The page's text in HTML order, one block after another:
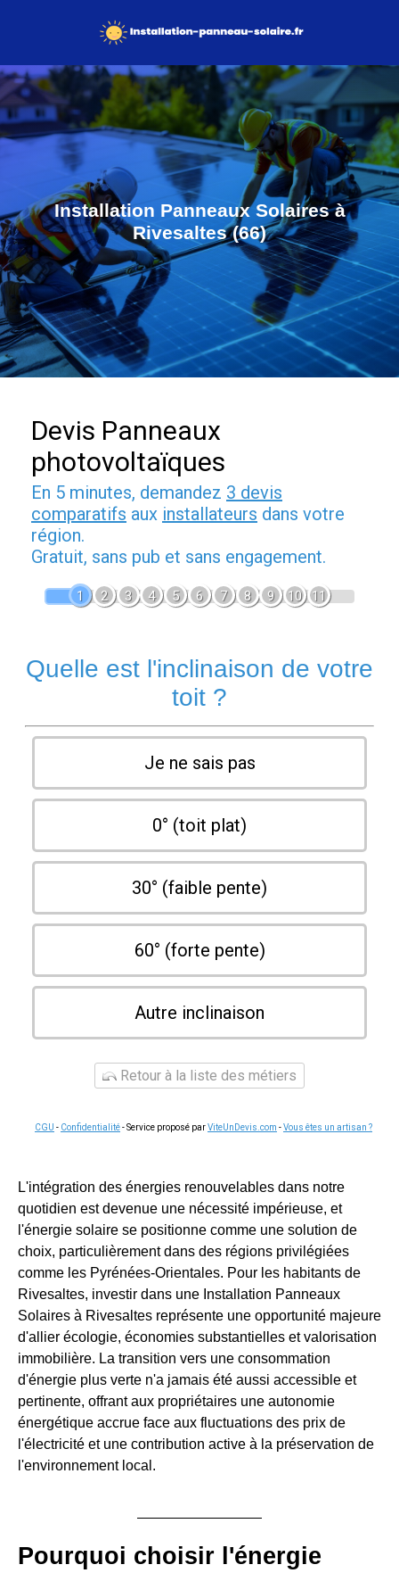
Installation Panneaux Solaires à
Rivesaltes (66)
Devis Panneaux
photovoltaïques
En 5 minutes, demandez 3 devis
comparatifs aux installateurs dans votre
région.
Gratuit, sans pub et sans engagement.
1 2 3 4 5 6 7 8 9 10 11
Quelle est l'inclinaison de votre
toit ?
Je ne sais pas
0° (toit plat)
30° (faible pente)
60° (forte pente)
Autre inclinaison
Retour à la liste des métiers
CGU - Confidentialité- Service proposé parViteUnDevis.com -Vous êtes un artisan ?
L'intégration des énergies renouvelables dans notre
quotidien est devenue une nécessité impérieuse, et
l'énergie solaire se positionne comme une solution de
choix, particulièrement dans des régions privilégiées
comme les Pyrénées-Orientales. Pour les habitants de
Rivesaltes, investir dans une Installation Panneaux
Solaires à Rivesaltes représente une opportunité majeure
d'allier écologie, économies substantielles et valorisation
immobilière. La transition vers une consommation
d'énergie plus verte n'a jamais été aussi accessible et
pertinente, offrant aux propriétaires une autonomie
énergétique accrue face aux fluctuations des prix de
l'électricité et une contribution active à la préservation de
l'environnement local.
Pourquoi choisir l'énergie